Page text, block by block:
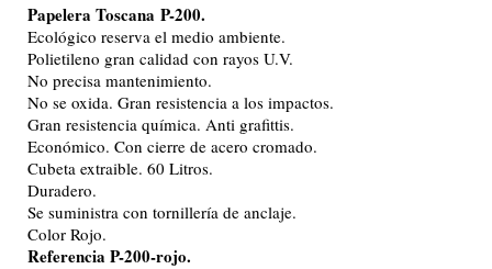
Papelera Toscana P-200.
Ecológico reserva el medio ambiente.
Polietileno gran calidad con rayos U.V.
No precisa mantenimiento.
No se oxida. Gran resistencia a los impactos.
Gran resistencia química. Anti grafittis.
Económico. Con cierre de acero cromado.
Cubeta extraible. 60 Litros.
Duradero.
Se suministra con tornillería de anclaje.
Color Rojo.
Referencia P-200-rojo.